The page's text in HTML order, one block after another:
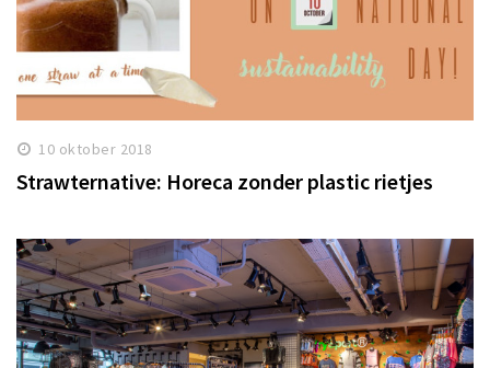
10 oktober 2018
Strawternative: Horeca zonder plastic rietjes